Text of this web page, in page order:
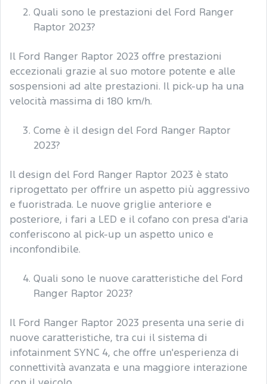
Quali sono le prestazioni del Ford Ranger
Raptor 2023?
Il Ford Ranger Raptor 2023 offre prestazioni
eccezionali grazie al suo motore potente e alle
sospensioni ad alte prestazioni. Il pick-up ha una
velocità massima di 180 km/h.
Come è il design del Ford Ranger Raptor
2023?
Il design del Ford Ranger Raptor 2023 è stato
riprogettato per offrire un aspetto più aggressivo
e fuoristrada. Le nuove griglie anteriore e
posteriore, i fari a LED e il cofano con presa d'aria
conferiscono al pick-up un aspetto unico e
inconfondibile.
Quali sono le nuove caratteristiche del Ford
Ranger Raptor 2023?
Il Ford Ranger Raptor 2023 presenta una serie di
nuove caratteristiche, tra cui il sistema di
infotainment SYNC 4, che offre un'esperienza di
connettività avanzata e una maggiore interazione